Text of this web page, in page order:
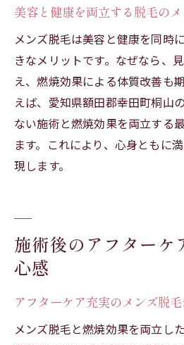
美容と健康を両立する脱毛のメ
メンズ脱毛は美容と健康を同時
きなメリットです。なぜなら、
え、燃焼効果による体質改善も
えば、愛知県額田郡幸田町桐山
ない施術と燃焼効果を両立する
ます。これにより、心身ともに
現します。
施術後のアフターケ
心感
アフターケア充実のメンズ脱
メンズ脱毛と燃焼効果を両立し